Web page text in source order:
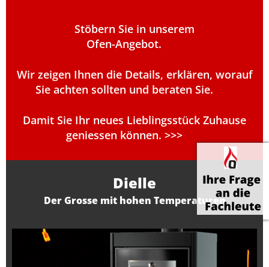
Stöbern Sie in unserem
Ofen-Angebot.
Wir zeigen Ihnen die Details, erklären, worauf
Sie achten sollten und beraten Sie.
Damit Sie Ihr neues Lieblingsstück Zuhause
geniessen können. >>>
Dielle
Der Grosse mit hohen Temperaturen